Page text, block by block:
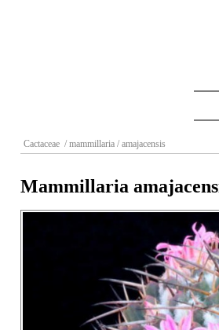
Cactaceae / mammillaria / amajacensis
Mammillaria